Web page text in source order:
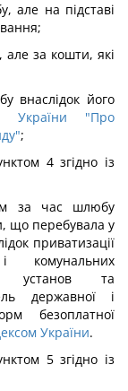
на підставі
за кошти, які
внаслідок його
України "Про
;
4 згідно із
за час шлюбу
що перебувала у
приватизації
комунальних
установ та
державної і
безоплатної
України.
5 згідно із